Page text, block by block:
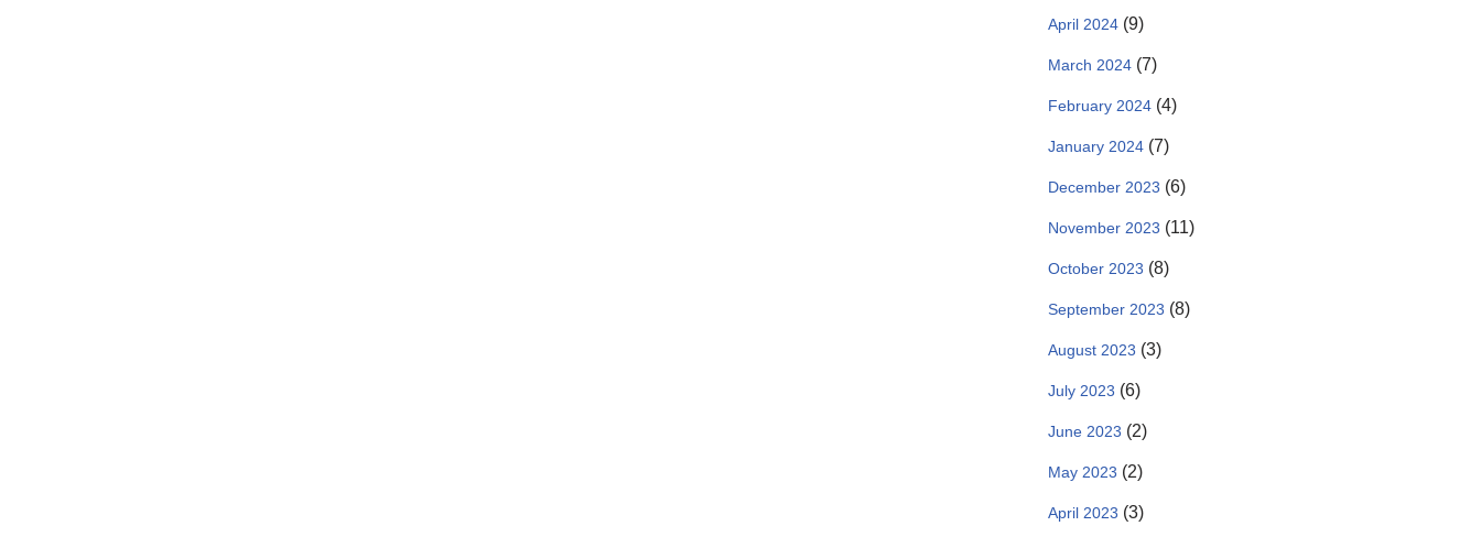
April 2024 (9)
March 2024 (7)
February 2024 (4)
January 2024 (7)
December 2023 (6)
November 2023 (11)
October 2023 (8)
September 2023 (8)
August 2023 (3)
July 2023 (6)
June 2023 (2)
May 2023 (2)
April 2023 (3)